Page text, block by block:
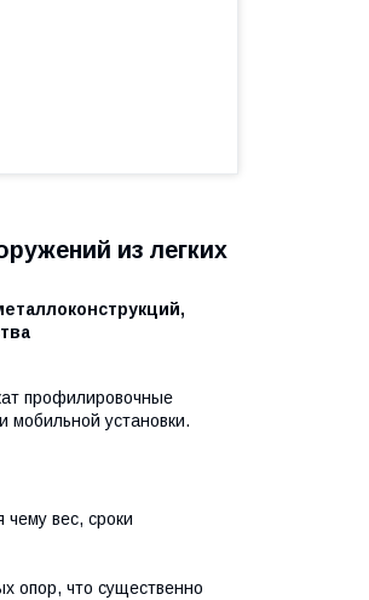
из легких
профилировочные
установки.
вес, сроки
опор, что существенно